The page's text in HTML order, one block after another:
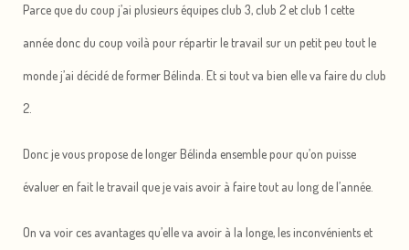
Parce que du coup j’ai plusieurs équipes club 3, club 2 et club 1 cette
année donc du coup voilà pour répartir le travail sur un petit peu tout le
monde j’ai décidé de former Bélinda. Et si tout va bien elle va faire du club
2.
Donc je vous propose de longer Bélinda ensemble pour qu’on puisse
évaluer en fait le travail que je vais avoir à faire tout au long de l’année.
On va voir ces avantages qu’elle va avoir à la longe, les inconvénients et